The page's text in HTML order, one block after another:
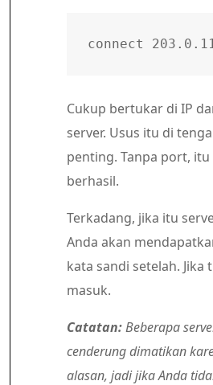
connect
Cukup bertukar di IP
server. Usus itu di
penting. Tanpa port,
berhasil.
Terkadang, jika itu
Anda akan
kata sandi setelah. Jika
masuk.
Catatan:Beberapa
cenderung dimatikan
alasan, jadi jika Anda